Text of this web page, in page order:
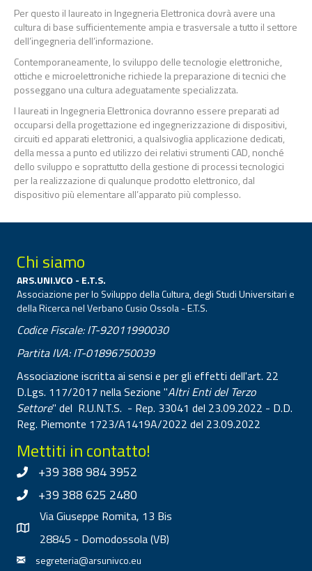
Per questo il laureato in Ingegneria Elettronica dovrà avere una
cultura di base sufficientemente ampia e trasversale a tutto il settore
dell’ingegneria dell’informazione.
Contemporaneamente, lo sviluppo delle tecnologie elettroniche,
ottiche e microelettroniche richiede la preparazione di tecnici che
posseggano una cultura adeguatamente specializzata.
I laureati in Ingegneria Elettronica dovranno essere preparati ad
occuparsi della progettazione ed ingegnerizzazione di dispositivi,
circuiti ed apparati elettronici, a qualsivoglia applicazione dedicati,
della messa a punto ed utilizzo dei relativi strumenti CAD, nonché
dello sviluppo e soprattutto della gestione di processi tecnologici
per la realizzazione di qualunque prodotto elettronico, dal
dispositivo più elementare all’apparato più complesso.
Chi siamo
ARS.UNI.VCO - E.T.S.
Associazione per lo Sviluppo della Cultura, degli Studi Universitari e
della Ricerca nel Verbano Cusio Ossola - E.T.S.
Codice Fiscale: IT-92011990030
Partita IVA: IT-01896750039
Associazione iscritta ai sensi e per gli effetti dell'art. 22
D.Lgs. 117/2017 nella Sezione "Altri Enti del Terzo
Settore" del R.U.N.T.S. - Rep. 33041 del 23.09.2022 - D.D.
Reg. Piemonte 1723/A1419A/2022 del 23.09.2022
Mettiti in contatto!
+39 388 984 3952
+39 388 625 2480
Via Giuseppe Romita, 13 Bis
28845 - Domodossola (VB)
segreteria@arsunivco.eu